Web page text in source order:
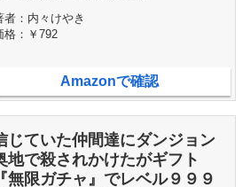
者： 内々けやき
格： ￥792
Amazonで確認
じていた仲間達にダンジョン
地で殺されかけたがギフト
『無限ガチャ』でレベル９９９